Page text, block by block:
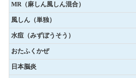
MR（麻しん風しん混合）
風しん（単独）
水痘（みずぼうそう）
おたふくかぜ
日本脳炎